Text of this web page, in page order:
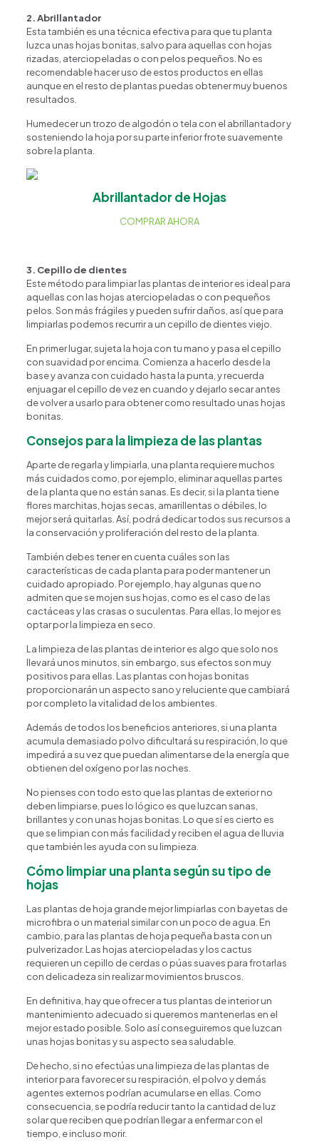
2. Abrillantador
Esta también es una técnica efectiva para que tu planta
luzca unas hojas bonitas, salvo para aquellas con hojas
rizadas, aterciopeladas o con pelos pequeños. No es
recomendable hacer uso de estos productos en ellas
aunque en el resto de plantas puedas obtener muy buenos
resultados.
Humedecer un trozo de algodón o tela con el abrillantador y
sosteniendo la hoja por su parte inferior frote suavemente
sobre la planta.
Abrillantador de Hojas
COMPRAR AHORA
3. Cepillo de dientes
Este método para limpiar las plantas de interior es ideal para
aquellas con las hojas aterciopeladas o con pequeños
pelos. Son más frágiles y pueden sufrir daños, así que para
limpiarlas podemos recurrir a un cepillo de dientes viejo.
En primer lugar, sujeta la hoja con tu mano y pasa el cepillo
con suavidad por encima. Comienza a hacerlo desde la
base y avanza con cuidado hasta la punta, y recuerda
enjuagar el cepillo de vez en cuando y dejarlo secar antes
de volver a usarlo para obtener como resultado unas hojas
bonitas.
Consejos para la limpieza de las plantas
Aparte de regarla y limpiarla, una planta requiere muchos
más cuidados como, por ejemplo, eliminar aquellas partes
de la planta que no están sanas. Es decir, si la planta tiene
flores marchitas, hojas secas, amarillentas o débiles, lo
mejor será quitarlas. Así, podrá dedicar todos sus recursos a
la conservación y proliferación del resto de la planta.
También debes tener en cuenta cuáles son las
características de cada planta para poder mantener un
cuidado apropiado. Por ejemplo, hay algunas que no
admiten que se mojen sus hojas, como es el caso de las
cactáceas y las crasas o suculentas. Para ellas, lo mejor es
optar por la limpieza en seco.
La limpieza de las plantas de interior es algo que solo nos
llevará unos minutos, sin embargo, sus efectos son muy
positivos para ellas. Las plantas con hojas bonitas
proporcionarán un aspecto sano y reluciente que cambiará
por completo la vitalidad de los ambientes.
Además de todos los beneficios anteriores, si una planta
acumula demasiado polvo dificultará su respiración, lo que
impedirá a su vez que puedan alimentarse de la energía que
obtienen del oxígeno por las noches.
No pienses con todo esto que las plantas de exterior no
deben limpiarse, pues lo lógico es que luzcan sanas,
brillantes y con unas hojas bonitas. Lo que sí es cierto es
que se limpian con más facilidad y reciben el agua de lluvia
que también les ayuda con su limpieza.
Cómo limpiar una planta según su tipo de
hojas
Las plantas de hoja grande mejor limpiarlas con bayetas de
microfibra o un material similar con un poco de agua. En
cambio, para las plantas de hoja pequeña basta con un
pulverizador. Las hojas aterciopeladas y los cactus
requieren un cepillo de cerdas o púas suaves para frotarlas
con delicadeza sin realizar movimientos bruscos.
En definitiva, hay que ofrecer a tus plantas de interior un
mantenimiento adecuado si queremos mantenerlas en el
mejor estado posible. Solo así conseguiremos que luzcan
unas hojas bonitas y su aspecto sea saludable.
De hecho, si no efectúas una limpieza de las plantas de
interior para favorecer su respiración, el polvo y demás
agentes externos podrían acumularse en ellas. Como
consecuencia, se podría reducir tanto la cantidad de luz
solar que reciben que podrían llegar a enfermar con el
tiempo, e incluso morir.
Happy Flower Agente IA
¿En qué podemos ayudarte?